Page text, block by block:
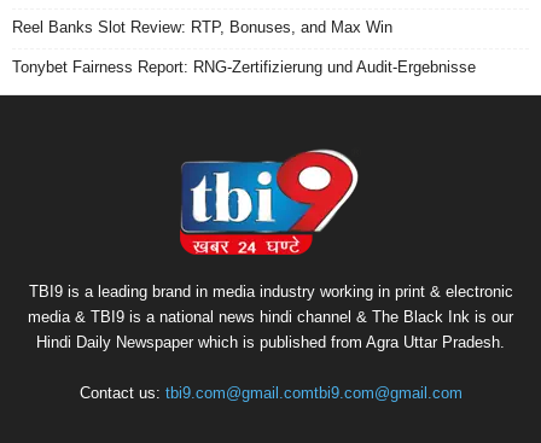
Reel Banks Slot Review: RTP, Bonuses, and Max Win
Tonybet Fairness Report: RNG-Zertifizierung und Audit-Ergebnisse
TBI9 is a leading brand in media industry working in print & electronic
media & TBI9 is a national news hindi channel & The Black Ink is our
Hindi Daily Newspaper which is published from Agra Uttar Pradesh.
Contact us: tbi9.com@gmail.comtbi9.com@gmail.com